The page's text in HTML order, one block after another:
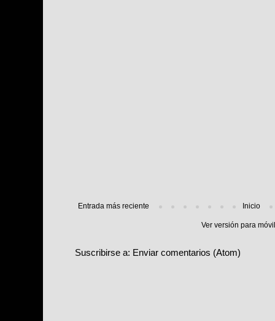
Entrada más reciente Inicio
Ver versión para
Suscribirse a: Enviar comentarios (Atom)